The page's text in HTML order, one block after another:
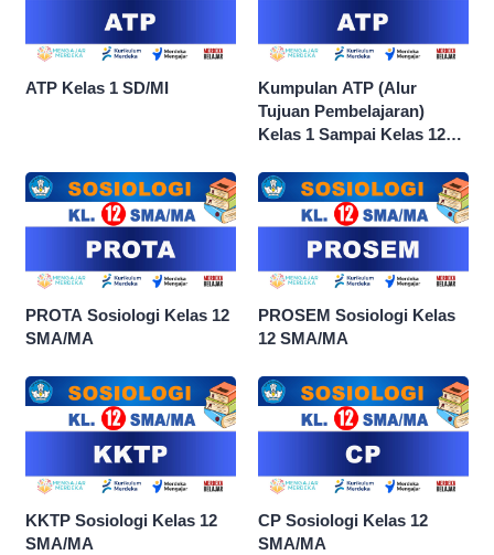
ATP Kelas 1 SD/MI
Kumpulan ATP (Alur
Tujuan Pembelajaran)
Kelas 1 Sampai Kelas 12
PROTA Sosiologi Kelas 12
SMA/MA
PROSEM Sosiologi Kelas
12 SMA/MA
KKTP Sosiologi Kelas 12
SMA/MA
CP Sosiologi Kelas 12
SMA/MA